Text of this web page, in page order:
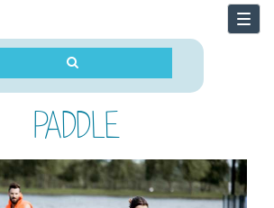
PADDLE